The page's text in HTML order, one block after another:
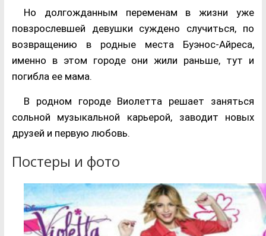
Но долгожданным переменам в жизни уже
повзрослевшей девушки суждено случиться, по
возвращению в родные места Буэнос-Айреса,
именно в этом городе они жили раньше, тут и
погибла ее мама.
В родном городе Виолетта решает заняться
сольной музыкальной карьерой, заводит новых
друзей и первую любовь.
Постеры и фото